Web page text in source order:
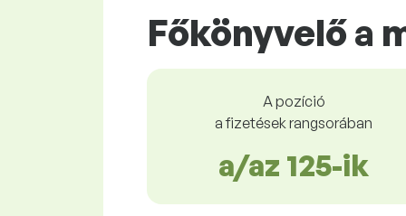
Főkönyvelő a
A pozíció
a fizetések rangsorában
a/az 125-ik